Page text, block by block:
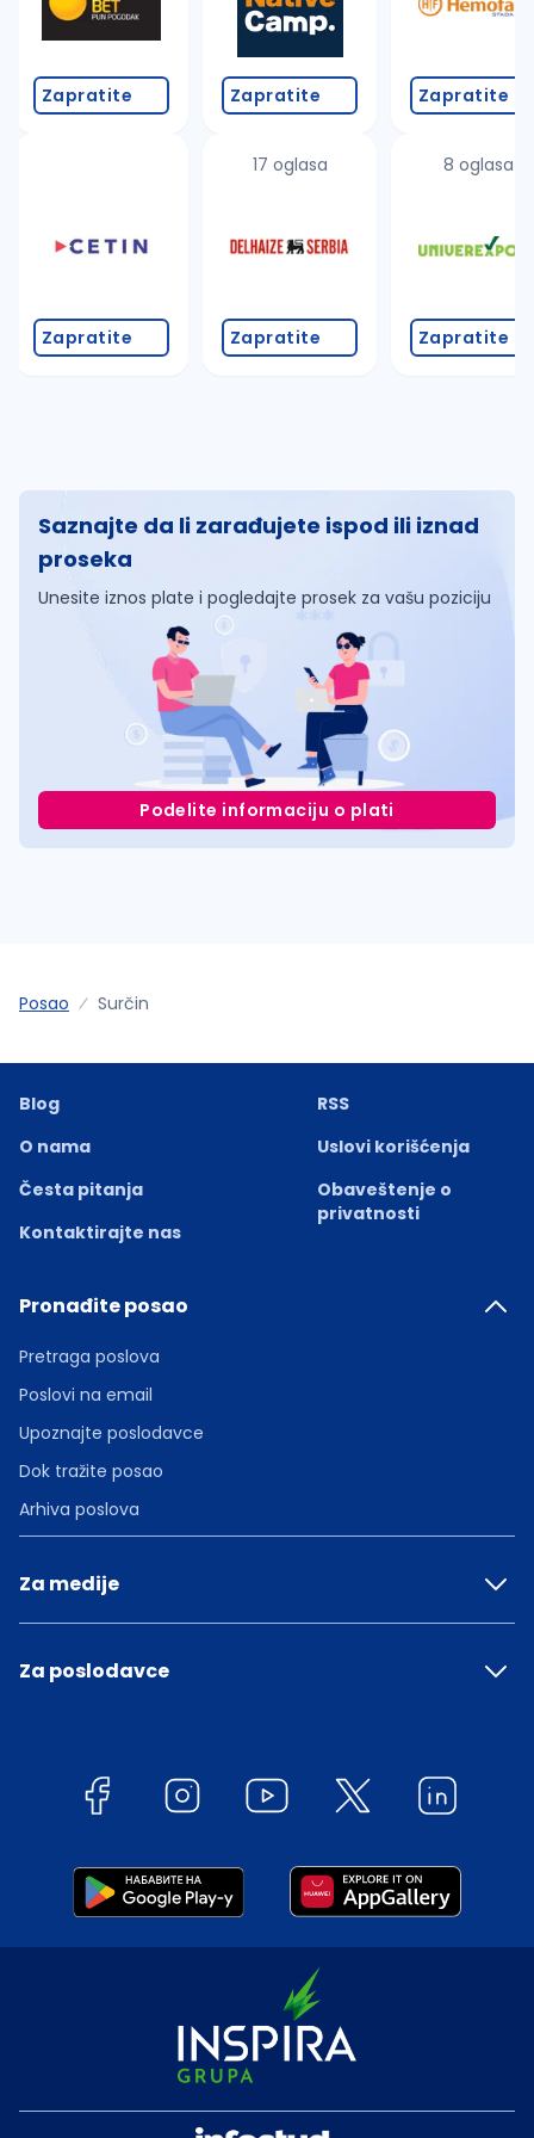
Zapratite
Zapratite
Zapratite
17 oglasa
Zapratite
Zapratite
8 oglasa
Zapratite
Saznajte da li zarađujete ispod ili iznad
proseka
Unesite iznos plate i pogledajte prosek za vašu poziciju
Podelite informaciju o plati
Posao Surčin
Blog
O nama
Česta pitanja
Kontaktirajte nas
RSS
Uslovi korišćenja
Obaveštenje o
privatnosti
Pronađite posao
Pretraga poslova
Poslovi na email
Upoznajte poslodavce
Dok tražite posao
Arhiva poslova
Za medije
Za poslodavce